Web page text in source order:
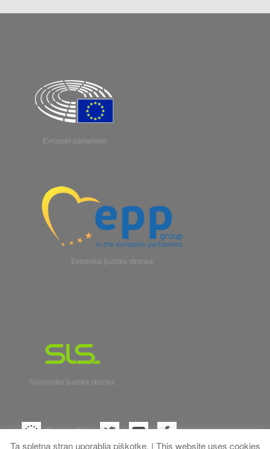
Evropski parlament
Evropska ljudska stranka
Slovenska ljudska stranka
Evroparl TV
Ta spletna stran uporablja piškotke. | This website uses cookies